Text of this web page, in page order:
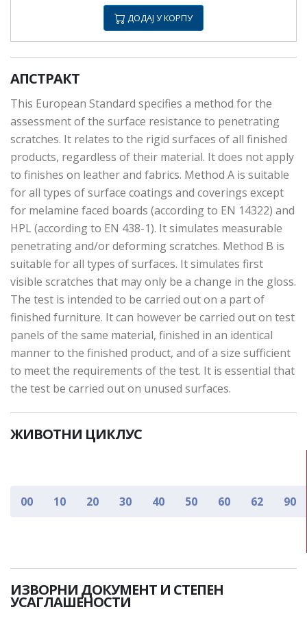
ДОДАЈ У КОРПУ
АПСТРАКТ
This European Standard specifies a method for the
assessment of the surface resistance to penetrating
scratches. It relates to the rigid surfaces of all finished
products, regardless of their material. It does not apply
to finishes on leather and fabrics. Method A is suitable
for all types of surface coatings and coverings except
for melamine faced boards (according to EN 14322) and
HPL (according to EN 438-1). It simulates measurable
penetrating and/or deforming scratches. Method B is
suitable for all types of surfaces. It simulates first
visible scratches that may only be a change in the gloss.
The test is intended to be carried out on a part of
finished furniture. It can however be carried out on test
panels of the same material, finished in an identical
manner to the finished product, and of a size sufficient
to meet the requirements of the test. It is essential that
the test be carried out on unused surfaces.
ЖИВОТНИ ЦИКЛУС
00 10 20 30 40 50 60 62 90
ИЗВОРНИ ДОКУМЕНТ И СТЕПЕН
УСАГЛАШЕНОСТИ